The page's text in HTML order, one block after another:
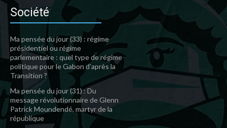
Société
Ma pensée du jour (33) : régime
présidentiel ou régime
parlementaire : quel type de régime
politique pour le Gabon d’après la
Transition ?
Ma pensée du jour (31) : Du
message révolutionnaire de Glenn
Patrick Moundendé, martyr de la
république